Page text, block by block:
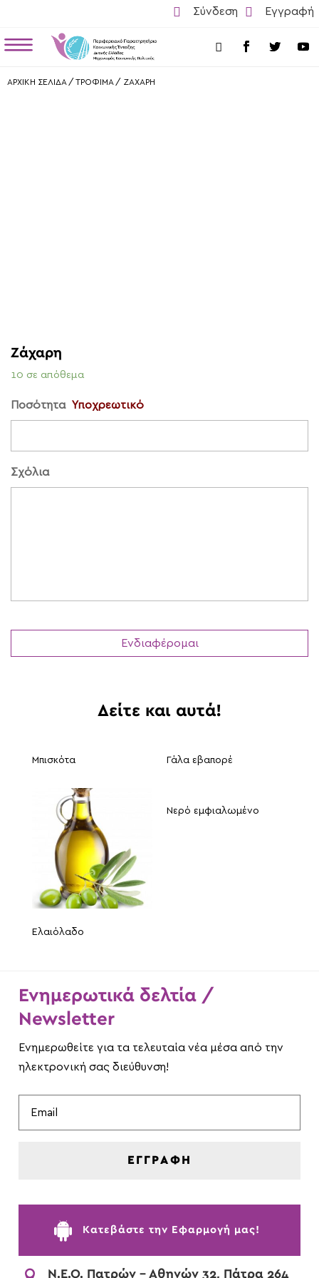
 Σύνδεση  Εγγραφή

ΑΡΧΙΚΗ ΣΕΛΙΔΑ / ΤΡΟΦΙΜΑ / ΖΑΧΑΡΗ
Ζάχαρη
10 σε απόθεμα
Ποσότητα Υποχρεωτικό
Σχόλια
Δείτε και αυτά!
Μπισκότα Γάλα εβαπορέ
Ελαιόλαδο
Νερό εμφιαλωμένο
Ενημερωτικά δελτία /
Newsletter
Ενημερωθείτε για τα τελευταία νέα μέσα από την
ηλεκτρονική σας διεύθυνση!
ΕΓΓΡΑΦΗ
 Kατεβάστε την Εφαρμογή μας!
 Ν.Ε.Ο. Πατρών - Αθηνών 32, Πάτρα 264